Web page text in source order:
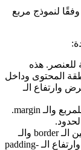
لنموذج مربع
للعنصر. هذه
المحتوى وداخل
وارتفاع الـ
: المنطقة الواقعة بين الـ padding للمربع والـ margin.
: تتكون هذه المنطقة من مسافة بين الـ border والـ
margin. أبعاد منطقة الـ margin هي عرض وارتفاع الـ padding-